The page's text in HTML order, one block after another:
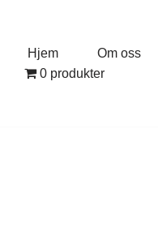
Hjem Om oss
0 produkter